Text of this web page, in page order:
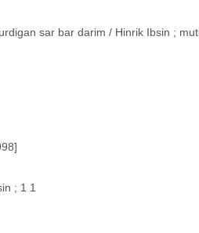
sar bar darim / Hinrik Ibsin ;
; 1 1